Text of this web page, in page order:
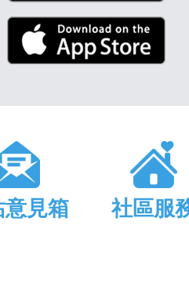
意見箱 社區服